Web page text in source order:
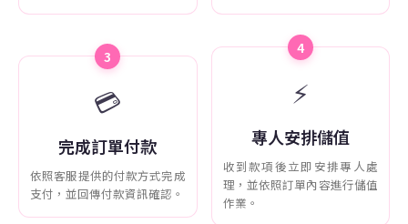
3
💳
完成訂單付款
依照客服提供的付款方式完成
支付，並回傳付款資訊確認。
4
⚡
專人安排儲值
收到款項後立即安排專人處
理，並依照訂單內容進行儲值
作業。